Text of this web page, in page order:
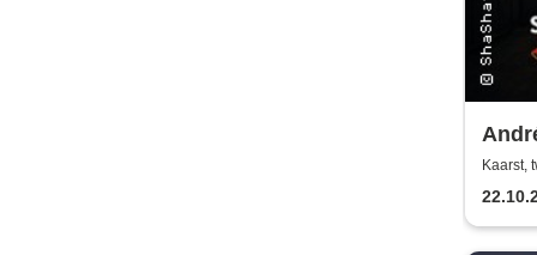
Kaarst,